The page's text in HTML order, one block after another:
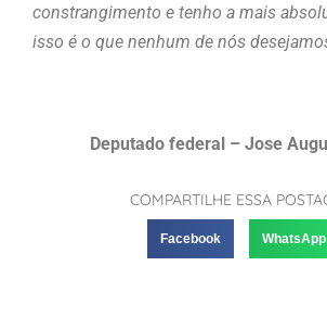
constrangimento e tenho a mais
isso é o que nenhum de nós
Deputado federal – Jose
COMPARTILHE ESSA
Facebook WhatsApp